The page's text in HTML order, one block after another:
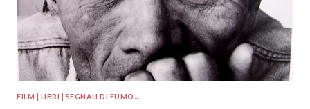
FILM LIBRI SEGNALI DI FUMO...